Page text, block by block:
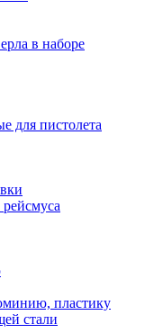
в наборе
для пистолета
пластику
стали